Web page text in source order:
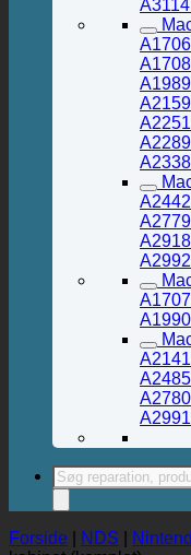
Products
search
Forside NDS